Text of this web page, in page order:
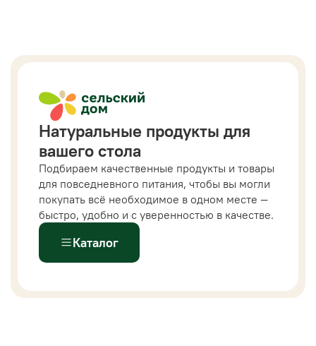
Натуральные продукты для
вашего стола
Подбираем качественные продукты и товары
для повседневного питания, чтобы вы могли
покупать всё необходимое в одном месте —
быстро, удобно и с уверенностью в качестве.
Каталог